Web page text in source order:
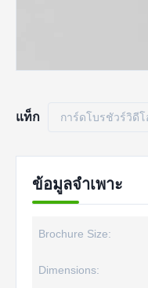
แท็ก การ์ดโบรชัวร์วิดีโ
ข้อมูลจำเพาะ
Brochure Size:
Dimensions: